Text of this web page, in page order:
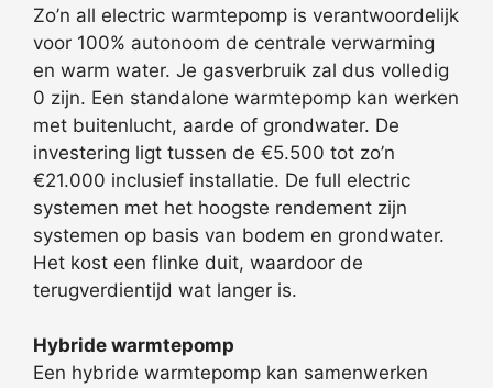
Zo’n all electric warmtepomp is verantwoordelijk
voor 100% autonoom de centrale verwarming
en warm water. Je gasverbruik zal dus volledig
0 zijn. Een standalone warmtepomp kan werken
met buitenlucht, aarde of grondwater. De
investering ligt tussen de €5.500 tot zo’n
€21.000 inclusief installatie. De full electric
systemen met het hoogste rendement zijn
systemen op basis van bodem en grondwater.
Het kost een flinke duit, waardoor de
terugverdientijd wat langer is.
Hybride warmtepomp
Een hybride warmtepomp kan samenwerken